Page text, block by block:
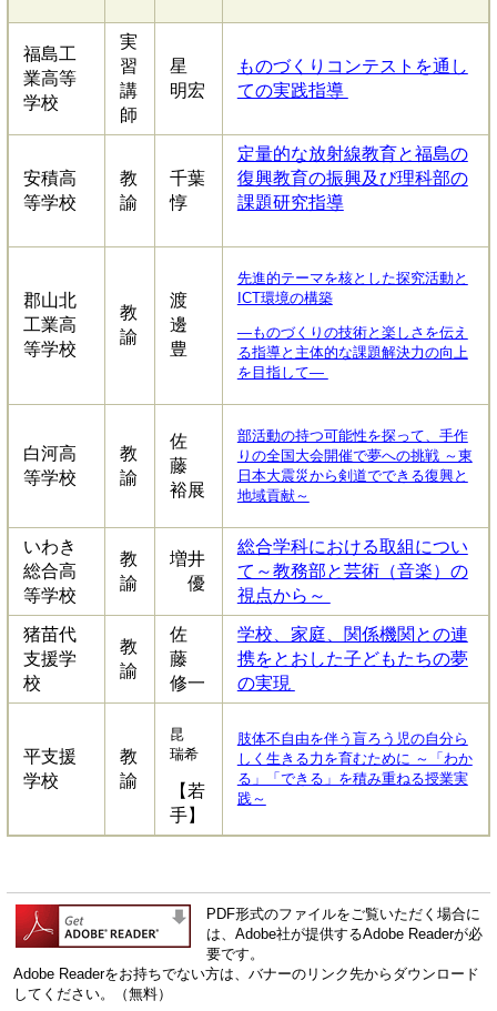
福島工
業高等
学校
実
習
講
師
星
明宏
ものづくりコンテストを通し
ての実践指導
安積高
等学校
教
諭
千葉
惇
定量的な放射線教育と福島の
復興教育の振興及び理科部の
課題研究指導
郡山北
工業高
等学校
教
諭
渡
邊
豊
先進的テーマを核とした探究活動と
ICT環境の構築
―ものづくりの技術と楽しさを伝え
る指導と主体的な課題解決力の向上
を目指して―
白河高
等学校
教
諭
佐
藤
裕展
部活動の持つ可能性を探って、手作
りの全国大会開催で夢への挑戦 ～東
日本大震災から剣道でできる復興と
地域貢献～
いわき
総合高
等学校
教
諭
増井
優
総合学科における取組につい
て～教務部と芸術（音楽）の
視点から～
猪苗代
支援学
校
教
諭
佐
藤
修一
学校、家庭、関係機関との連
携をとおした子どもたちの夢
の実現
平支援
学校
教
諭
昆
瑞希
【若
手】
肢体不自由を伴う盲ろう児の自分ら
しく生きる力を育むために ～「わか
る」「できる」を積み重ねる授業実
践～
PDF形式のファイルをご覧いただく場合に
は、Adobe社が提供するAdobe Readerが必
要です。
Adobe Readerをお持ちでない方は、バナーのリンク先からダウンロード
してください。（無料）